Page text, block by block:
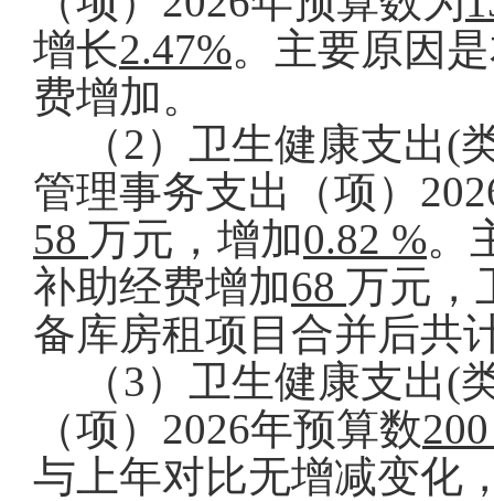
增长2.47%。主要原因
费增加。
（2）卫生健康支出
管理事务支出（项）
58 万元，增加0.82 %。
补助经费增加68 万元，
备库房租项目合并后共
（3）卫生健康支出
（项） 2026年预算数
与上年对比无增减变化